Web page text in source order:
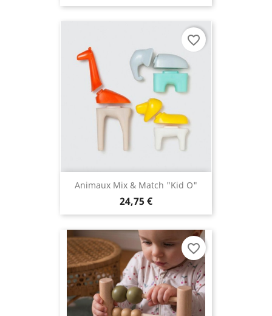
Animaux Mix & Match "Kid O"
24,75 €
favorite_border
favorite_border